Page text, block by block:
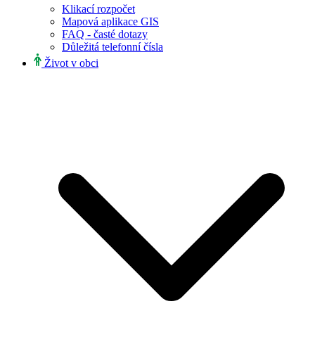
Klikací rozpočet
Mapová aplikace GIS
FAQ - časté dotazy
Důležitá telefonní čísla
Život v obci